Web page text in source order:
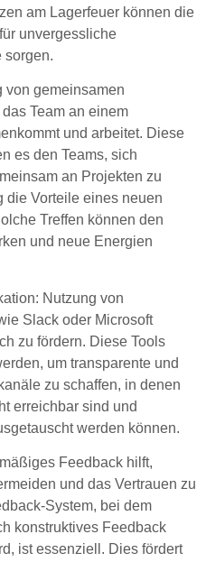
am Lagerfeuer können die
unvergessliche
sorgen.
von gemeinsamen
Team an einem
und arbeitet. Diese
es den Teams, sich
an Projekten zu
die Vorteile eines neuen
Treffen können den
und neue Energien
: Nutzung von
Slack oder Microsoft
zu fördern. Diese Tools
um transparente und
zu schaffen, in denen
erreichbar sind und
werden können.
Feedback hilft,
und das Vertrauen zu
System, bei dem
konstruktives Feedback
ist essenziell. Dies fördert